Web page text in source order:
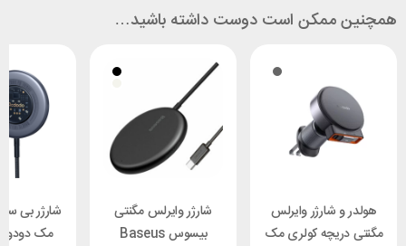
همچنین ممکن است دوست داشته باشید…
هولدر و شارژر وایرلس
مگنتی دریچه کولری مک
شارژر وایرلس مگنتی
بیسوس Baseus
شارژر بی